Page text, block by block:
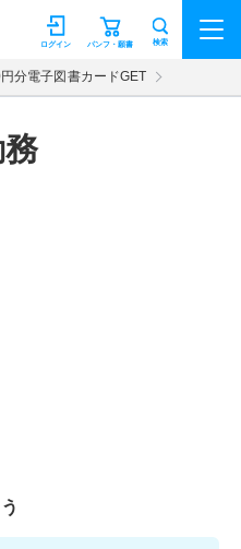
パンフ・願書
ログイン 検索
分電子図書カードGET